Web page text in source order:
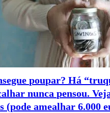
poupar? Há
nunca pensou.
(pode amealhar 6.000